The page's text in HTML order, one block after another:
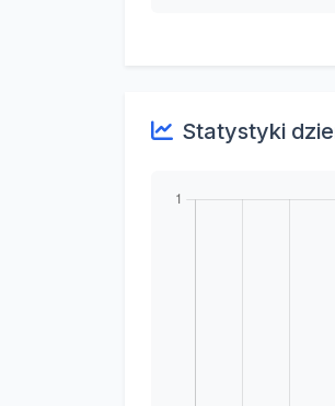
Statystyki